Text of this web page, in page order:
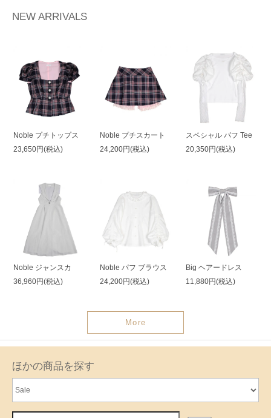
NEW ARRIVALS
Noble プチトップス
23,650円(税込)
Noble プチスカート
24,200円(税込)
スペシャル パフ Tee
20,350円(税込)
Noble ジャンスカ
36,960円(税込)
Noble パフ ブラウス
24,200円(税込)
Big ヘアードレス
11,880円(税込)
More
ほかの商品を探す